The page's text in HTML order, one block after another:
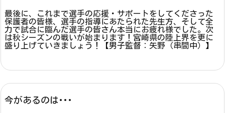
最後に、これまで選手の応援・サポートをしてくださった
保護者の皆様、選手の指導にあたられた先生方、そして全
力で試合に臨んだ選手の皆さん本当にお疲れ様でした。次
は秋シーズンの戦いが始まります！宮崎県の陸上界を更に
盛り上げていきましょう！【男子監督：矢野（串間中）】
今があるのは･･･